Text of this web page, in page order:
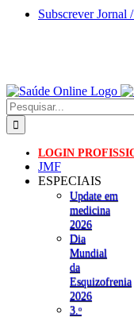
Skip
Subscrever Jornal
Pesquisar
LOGIN
JMF
ESPECIAIS
Update em
medicina
2026
Dia
Mundial
da
Esquizofrenia
2026
3.ᵒ